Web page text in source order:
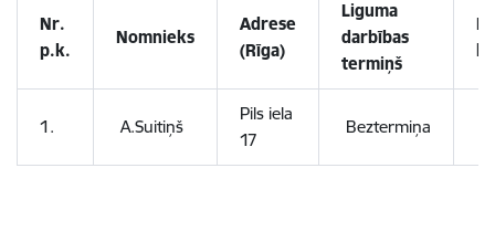
Nr.
p.k.
Nomnieks
Adrese
(Rīga)
Liguma
darbības
termiņš
1. A.Suitiņš
Pils iela
17
Beztermiņa